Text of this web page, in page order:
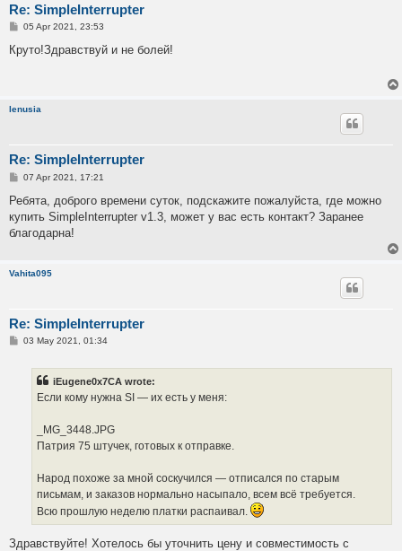
Re: SimpleInterrupter
P
s
05 Apr 2021, 23:53
Круто!Здравствуй и не болей!
lenusia
Re: SimpleInterrupter
P
s
07 Apr 2021, 17:21
Ребята, доброго времени суток, подскажите пожалуйста, где можно
купить SimpleInterrupter v1.3, может у вас есть контакт? Заранее
благодарна!
Vahita095
Re: SimpleInterrupter
P03 May 2021, 01:34
iEugene0x7CA wrote:
Если кому нужна SI — их есть у меня:
_MG_3448.JPG
Патрия 75 штучек, готовых к отправке.
Народ похоже за мной соскучился — отписался по старым
письмам, и заказов нормально насыпало, всем всё требуется.
Всю прошлую неделю платки распаивал.
Здравствуйте! Хотелось бы уточнить цену и совместимость с